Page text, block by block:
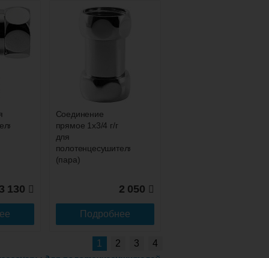
130
Соединение
прямое 1х3/4 г/г
для
полотенцесушителя
(пара)
2 050
Подробнее
1 2 3 4